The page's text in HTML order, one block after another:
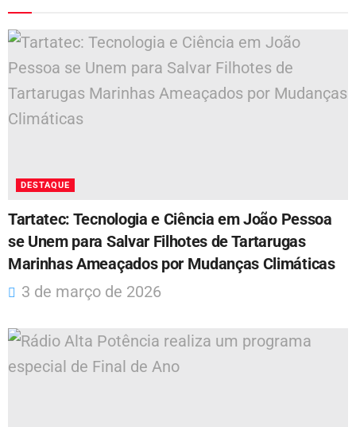
DESTAQUE
Tartatec: Tecnologia e Ciência em João Pessoa
se Unem para Salvar Filhotes de Tartarugas
Marinhas Ameaçados por Mudanças Climáticas
3 de março de 2026